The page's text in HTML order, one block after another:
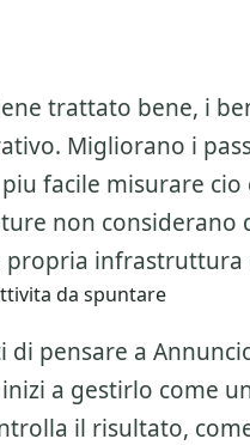
trattato bene, i
Migliorano i
facile misurare cio
non considerano
propria infrastruttura
da spuntare
di pensare a
a gestirlo come
il risultato,